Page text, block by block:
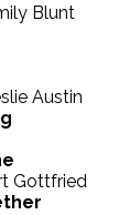
Blunt
Austin
Gottfried